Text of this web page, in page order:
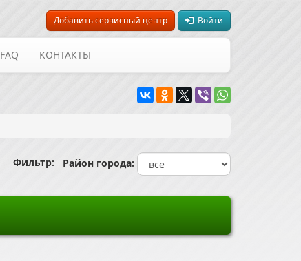
Добавить сервисный центр Войти
FAQ КОНТАКТЫ
Фильтр: Район города: